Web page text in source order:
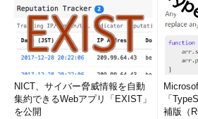
NICT、サイバー脅威情報を自動
集約できるWebアプリ「EXIST」
を公開
「
補版（